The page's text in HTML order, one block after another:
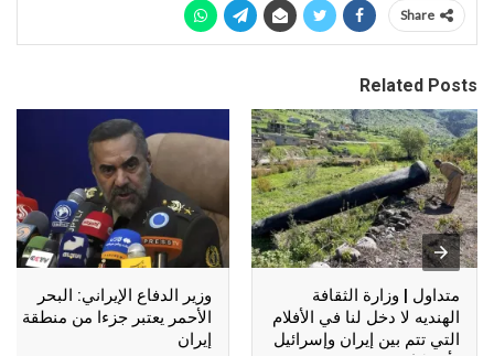
Share
Related Posts
متداول | وزارة الثقافة
الهنديه لا دخل لنا في الأفلام
التي تتم بين إيران وإسرائيل
وزير الدفاع الإيراني: البحر
الأحمر يعتبر جزءا من منطقة
إيران